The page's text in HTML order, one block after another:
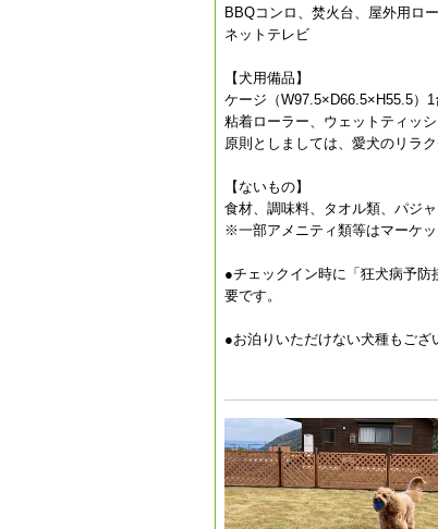
BBQコンロ、焚火台、屋外用ロ
ネットテレビ
【犬用備品】
ケージ（W97.5×D66.5×H55.5
粘着ローラー、ウェットティッ
原則としましては、愛犬のリラ
【ないもの】
食材、調味料、タオル類、パジ
※一部アメニティ類等はマーケ
●チェックイン時に「狂犬病予
要です。
●お泊りいただけない犬種もご